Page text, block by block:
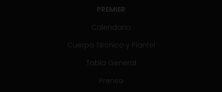
PREMIER
Calendario
Cuerpo Técnico y Plantel
Tabla General
Prensa